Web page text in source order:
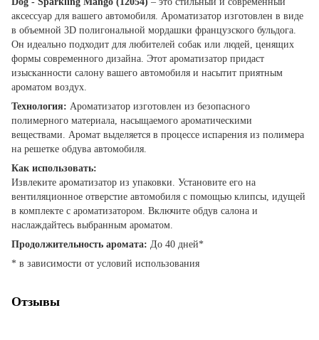
аксессуар для вашего автомобиля. Ароматизатор изготовлен в виде
в объемной 3D полигональной мордашки французского бульдога.
Он идеально подходит для любителей собак или людей, ценящих
формы современного дизайна. Этот ароматизатор придаст
изысканности салону вашего автомобиля и насытит приятным
ароматом воздух.
Технология: Ароматизатор изготовлен из безопасного
полимерного материала, насыщаемого ароматическими
веществами. Аромат выделяется в процессе испарения из полимера
на решетке обдува автомобиля.
Как использовать:
Извлеките ароматизатор из упаковки. Установите его на
вентиляционное отверстие автомобиля с помощью клипсы, идущей
в комплекте с ароматизатором. Включите обдув салона и
наслаждайтесь выбранным ароматом.
Продолжительность аромата: До 40 дней*
* в зависимости от условий использования
Отзывы